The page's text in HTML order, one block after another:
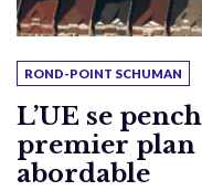
ROND-POINT SCHUMAN
L’UE se
premier plan
abordable